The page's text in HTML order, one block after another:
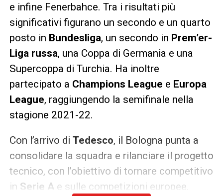
e infine Fenerbahce. Tra i risultati più
significativi figurano un secondo e un quarto
posto in Bundesliga, un secondo in Prem’er-
Liga russa, una Coppa di Germania e una
Supercoppa di Turchia. Ha inoltre
partecipato a Champions League e Europa
League, raggiungendo la semifinale nella
stagione 2021-22.
Con l’arrivo di Tedesco, il Bologna punta a
consolidare la squadra e rilanciare il progetto
tecnico, con l’obiettivo di tornare competitivo
in Serie A e sulle competizioni europee.